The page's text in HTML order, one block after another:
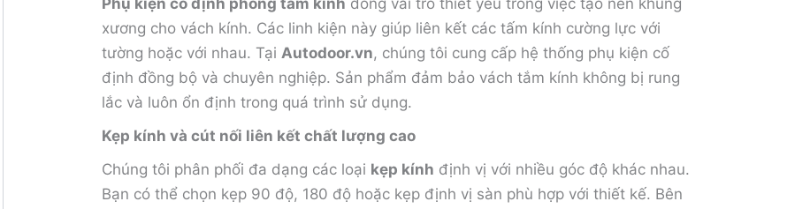
Phụ kiện cố định phòng tắm kính đóng vai trò thiết yếu trong việc tạo nên khung
xương cho vách kính. Các linh kiện này giúp liên kết các tấm kính cường lực với
tường hoặc với nhau. Tại Autodoor.vn, chúng tôi cung cấp hệ thống phụ kiện cố
định đồng bộ và chuyên nghiệp. Sản phẩm đảm bảo vách tắm kính không bị rung
lắc và luôn ổn định trong quá trình sử dụng.
Kẹp kính và cút nối liên kết chất lượng cao
Chúng tôi phân phối đa dạng các loại kẹp kính định vị với nhiều góc độ khác nhau.
Bạn có thể chọn kẹp 90 độ, 180 độ hoặc kẹp định vị sàn phù hợp với thiết kế. Bên